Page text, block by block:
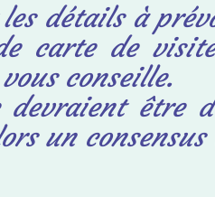
détails à
carte de
conseille.
être
un